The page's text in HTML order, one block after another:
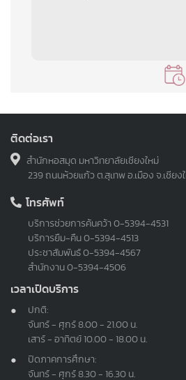
ติดต่อเรา
สำนักหอสมุด มหาวิทยาลัยเชียงใหม่
239 ถนนห้วยแก้ว ต.สุเทพ อ.เมือง จ.เชีย
โทรศัพท์
บริการช่วยการค้นคว้า 0-5394-4531
บริการยืม-คืน 0-5394-4513
ประชาสัมพันธ์ 0-5394-4567
สำนักงาน 0-5394-4506
เวลาเปิดบริการ
ปกติ:
จันทร์ - ศุกร์ 8.00 - 21.00 น.
เสาร์ - อาทิตย์ 10.00 - 18.00 น.
ปิดภาคการศึกษา:
จันทร์ - ศุกร์ 8.30 - 16.30 น.